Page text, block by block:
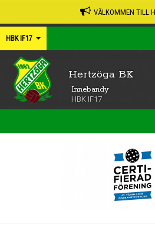
VÄLKOMMEN TILL
HBK IF17
Hertzöga BK
Innebandy
HBK IF17